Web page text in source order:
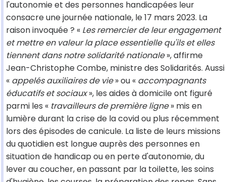
l'autonomie et des personnes handicapées leur
consacre une journée nationale, le 17 mars 2023. La
raison invoquée ? « Les remercier de leur engagement
et mettre en valeur la place essentielle qu'ils et elles
tiennent dans notre solidarité nationale», affirme
Jean-Christophe Combe, ministre des Solidarités. Aussi
« appelés auxiliaires de vie» ou « accompagnants
éducatifs et sociaux», les aides à domicile ont figuré
parmi les « travailleurs de première ligne» mis en
lumière durant la crise de la covid ou plus récemment
lors des épisodes de canicule. La liste de leurs missions
du quotidien est longue auprès des personnes en
situation de handicap ou en perte d'autonomie, du
lever au coucher, en passant par la toilette, les soins